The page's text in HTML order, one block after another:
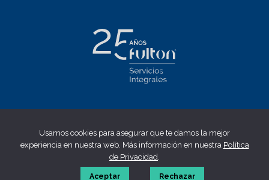
Aviso Legal
Política de privacidad Política de cookies
Canal ético
© 2023 fulton | Made by
Usamos cookies para asegurar que te damos la mejor
experiencia en nuestra web. Más información en nuestra Política
de Privacidad.
Aceptar Rechazar